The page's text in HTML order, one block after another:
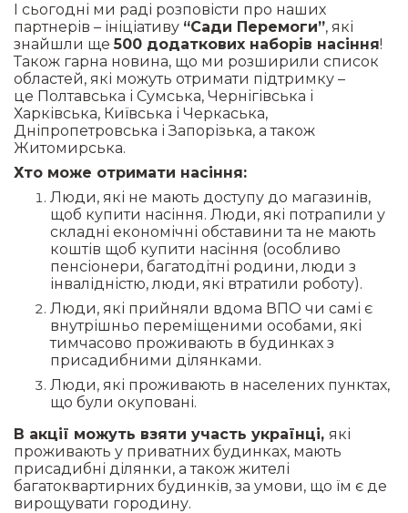
І сьогодні ми раді розповісти про наших
партнерів – ініціативу “Сади Перемоги”, які
знайшли ще500 додаткових наборів насіння!
Також гарна новина, що ми розширили список
областей, які можуть отримати підтримку –
це Полтавська і Сумська, Чернігівська і
Харківська, Київська і Черкаська,
Дніпропетровська і Запорізька, а також
Житомирська.
Хто може отримати насіння:
Люди, які не мають доступу до магазинів,
щоб купити насіння. Люди, які потрапили у
складні економічні обставини та не мають
коштів щоб купити насіння (особливо
пенсіонери, багатодітні родини, люди з
інвалідністю, люди, які втратили роботу).
Люди, які прийняли вдома ВПО чи самі є
внутрішньо переміщеними особами, які
тимчасово проживають в будинках з
присадибними ділянками.
Люди, які проживають в населених пунктах,
що були окуповані.
В акції можуть взяти участь українці, які
проживають у приватних будинках, мають
присадибні ділянки, а також жителі
багатоквартирних будинків, за умови, що їм є де
вирощувати городину.